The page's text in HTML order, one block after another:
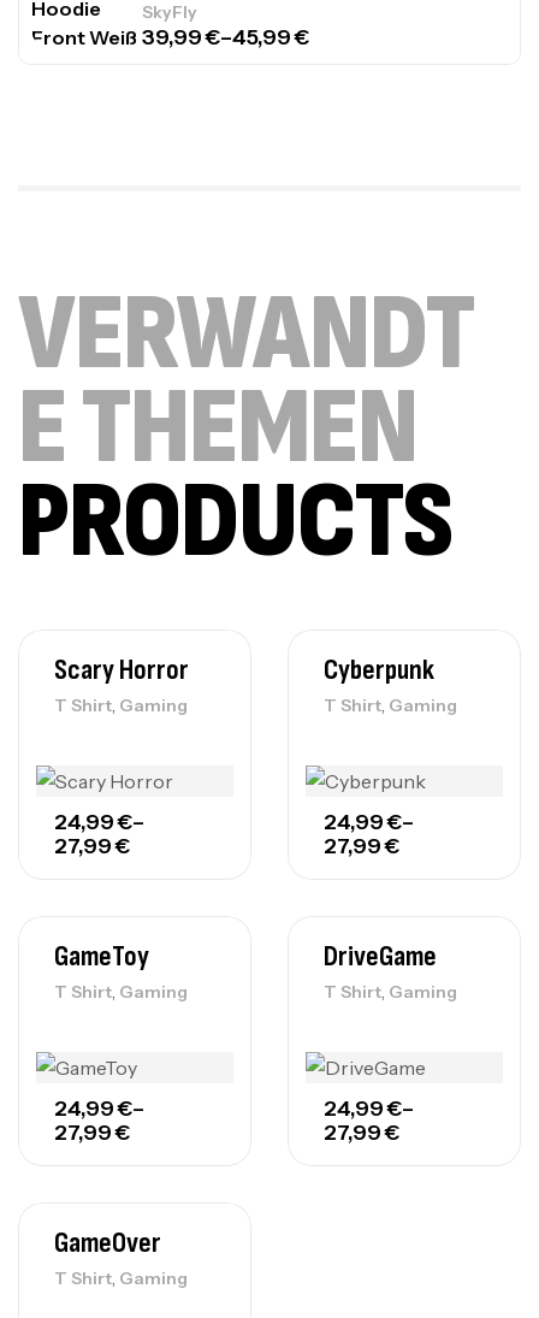
SkyFly
39,99€–45,99€
VERWANDT
E THEMEN
PRODUCTS
Scary Horror
T Shirt Gaming
24,99€–
27,99€
Cyberpunk
T Shirt Gaming
24,99€–
27,99€
GameToy
T Shirt Gaming
24,99€–
27,99€
DriveGame
T Shirt Gaming
24,99€–
27,99€
GameOver
T Shirt Gaming